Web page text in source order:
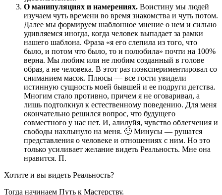
О манипуляциях и намерениях. Воистину мы людей
изучаем чуть времени во время знакомства и чуть потом.
Далее мы формируем шаблонное мнение о нем и сильно
удивляемся иногда, когда человек выпадает за рамки
нашего шаблона. Фраза «я его слепила из того, что
было, и потом что было, то и полюбила» почти на 100%
верна. Мы любим или не любим созданный в голове
образ, а не человека. В этот раз поэкспериментировал со
сниманием масок. Плюсы — все гости увидели
истинную сущность моей бывшей и ее подруги детства.
Многим стало противно, причем я не оговаривал, а
лишь подтолкнул к естественному поведению. Для меня
окончательно решился вопрос, что будущего
совместного у нас нет. И, алилуйя, чувство облегчения и
свободы нахлынуло на меня. 🙂 Минусы — рушатся
представления о человеке и отношениях с ним. Но это
только усиливает желание видеть Реальность. Мне она
нравится. П.
Хотите и вы видеть Реальность?
Тогда начинаем Путь к Мастерству.